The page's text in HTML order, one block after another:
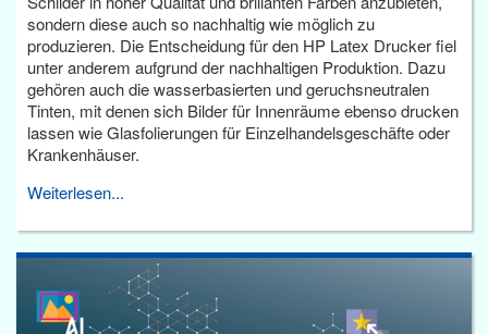
sondern diese auch so nachhaltig wie möglich zu
produzieren. Die Entscheidung für den HP Latex Drucker fiel
unter anderem aufgrund der nachhaltigen Produktion. Dazu
gehören auch die wasserbasierten und geruchsneutralen
Tinten, mit denen sich Bilder für Innenräume ebenso drucken
lassen wie Glasfolierungen für Einzelhandelsgeschäfte oder
Krankenhäuser.
Weiterlesen...